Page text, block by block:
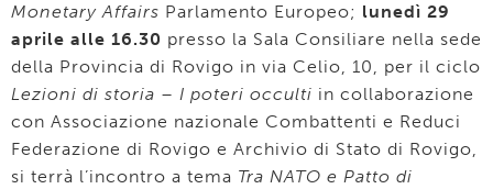
Monetary Affairs Parlamento Europeo; lunedì 29
aprile alle 16.30 presso la Sala Consiliare nella sede
della Provincia di Rovigo in via Celio, 10, per il ciclo
Lezioni di storia – I poteri occulti in collaborazione
con Associazione nazionale Combattenti e Reduci
Federazione di Rovigo e Archivio di Stato di Rovigo,
si terrà l’incontro a tema Tra NATO e Patto di